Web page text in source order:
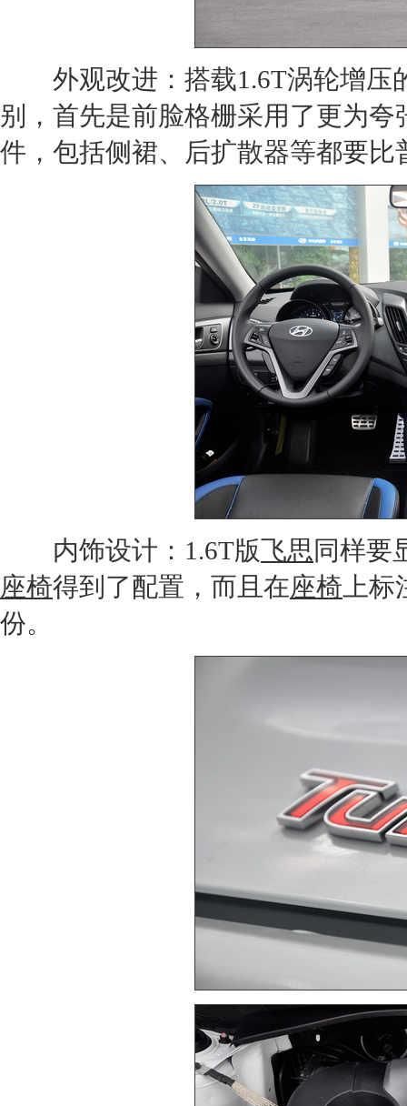
外观改进：搭载1.6T涡轮增压
别，首先是前脸格栅采用了更为
件，包括侧裙、后扩散器等都要比
内饰设计：1.6T版飞思同样要
座椅得到了配置，而且在座椅 上
份。